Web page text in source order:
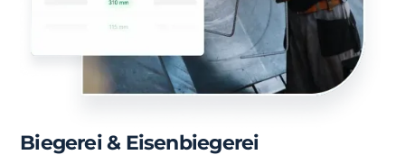
Biegerei & Eisenbiegerei